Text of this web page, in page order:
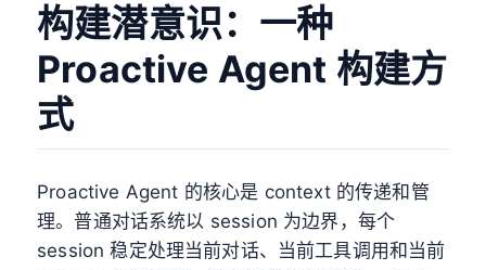
构建潜意识：一种
Proactive Agent 构建方
式
Proactive Agent 的核心是 context 的传递和管
理。普通对话系统以 session 为边界，每个
session 稳定处理当前对话、当前工具调用和当前